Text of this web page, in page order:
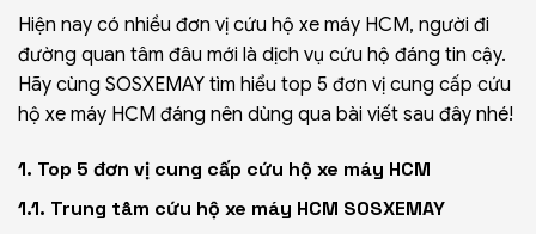
Hiện nay có nhiều đơn vị cứu hộ xe máy HCM, người đi
đường quan tâm đâu mới là dịch vụ cứu hộ đáng tin cậy.
Hãy cùng SOSXEMAY tìm hiểu top 5 đơn vị cung cấp cứu
hộ xe máy HCM đáng nên dùng qua bài viết sau đây nhé!
1. Top 5 đơn vị cung cấp cứu hộ xe máy HCM
1.1. Trung tâm cứu hộ xe máy HCM SOSXEMAY